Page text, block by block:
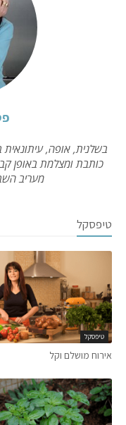
בשלנית, אופה, עיתונאית
כותבת ומצלמת באופן
מעריב
טיפסקל
טיפסקל
אירוח מושלם וקל